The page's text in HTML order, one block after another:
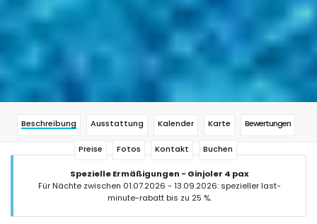
Beschreibung Ausstattung Kalender Karte Bewertungen
Preise Fotos Kontakt Buchen
Spezielle Ermäßigungen - Ginjoler 4 pax
Für Nächte zwischen 01.07.2026 - 13.09.2026: spezieller last-
minute-rabatt bis zu 25 %.